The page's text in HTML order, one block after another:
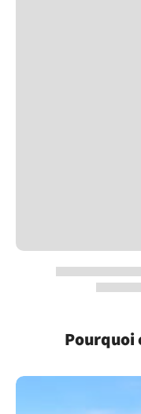
Pourquoi